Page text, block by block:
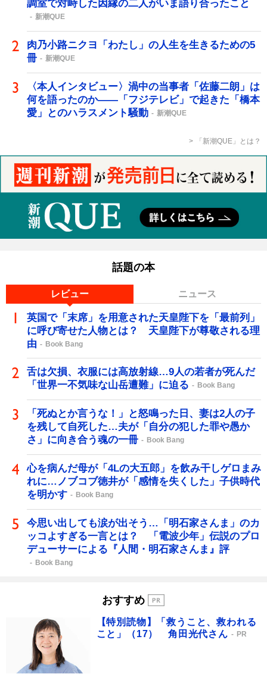
調室で対峙した因縁の二人がいま語り合ったこと
新潮QUE
肉乃小路ニクヨ「わたし」の人生を生きるための5
冊
新潮QUE
〈本人インタビュー〉渦中の当事者「佐藤二朗」は
何を語ったのか――「フジテレビ」で起きた「橋本
愛」とのハラスメント騒動
新潮QUE
「新潮QUE」とは？
話題の本
レビュー ニュース
英国で「末席」を用意された天皇陛下を「最前列」
に呼び寄せた人物とは？ 天皇陛下が尊敬される理
由
Book Bang
舌は欠損、衣服には高放射線…9人の若者が死んだ
「世界一不気味な山岳遭難」に迫る
Book Bang
「死ぬとか言うな！」と怒鳴った日、妻は2人の子
を残して自死した…夫が「自分の犯した罪や愚か
さ」に向き合う魂の一冊
Book Bang
心を病んだ母が「4Lの大五郎」を飲み干しゲロまみ
れに…ノブコブ徳井が「感情を失くした」子供時代
を明かす
Book Bang
今思い出しても涙が出そう…「明石家さんま」のカ
ッコよすぎる一言とは？ 「電波少年」伝説のプロ
デューサーによる『人間・明石家さんま』評
Book Bang
おすすめ
【特別読物】「救うこと、救われる
こと」（17） 角田光代さん
PR